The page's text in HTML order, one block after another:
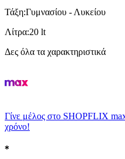
Τάξη:Γυμνασίου - Λυκείου
Λίτρα:20 lt
Δες όλα τα χαρακτηριστικά
Γίνε μέλος στο SHOPFLIX
χρόνο!